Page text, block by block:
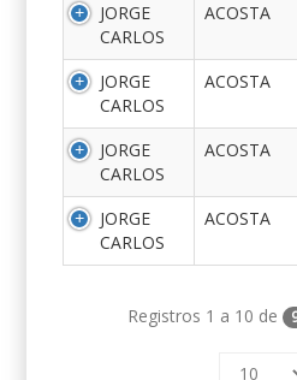
JORGE
CARLOS
ACOSTA
JORGE
CARLOS
ACOSTA
JORGE
CARLOS
ACOSTA
JORGE
CARLOS
ACOSTA
Registros 1 a 10 de